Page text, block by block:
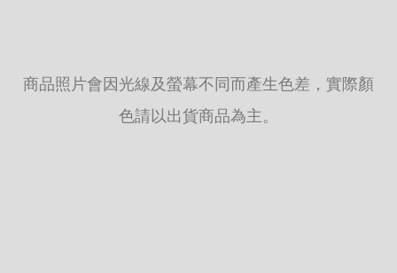
商品照片會因光線及螢幕不同而產生色差，實際顏
色請以出貨商品為主。